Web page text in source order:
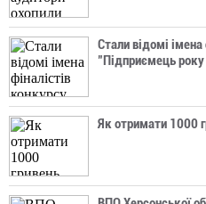
Стали відомі
"Підприємець року
Як отримати 1000